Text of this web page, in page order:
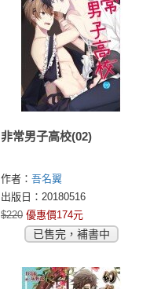
非常男子高校(02)
作者： 吾名翼
出版日：20180516
$220 優惠價174元
已售完，補書中